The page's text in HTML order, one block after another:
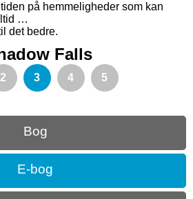
på hemmeligheder som kan
…
det bedre.
Falls
2 3 4 5
Bog
E-bog